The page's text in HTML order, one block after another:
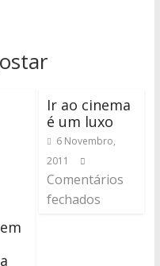
Ir ao cinema
é um luxo
6 Novembro,
2011
Comentários
fechados